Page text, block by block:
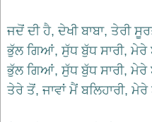
भजन
shiv
bhajans
हनुमान
भजन
hanuman
ਜਦੋਂ ਦੀ ਹੈ, ਦੇਖੀ ਬਾਬਾ, ਤੇਰੀ
ਭੁੱਲ ਗਿਆਂ, ਸੁੱਧ ਬੁੱਧ ਸਾਰੀ, ਮੇਰੇ
ਭੁੱਲ ਗਿਆਂ, ਸੁੱਧ ਬੁੱਧ ਸਾਰੀ, ਮੇਰੇ
ਤੇਰੇ ਤੋਂ, ਜਾਵਾਂ ਮੈਂ ਬਲਿਹਾਰੀ, ਮੇਰੇ